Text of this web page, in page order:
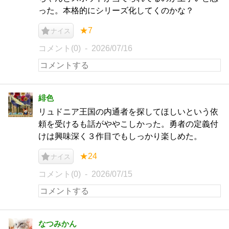
った。本格的にシリーズ化してくのかな？
ナイス ★7
コメント(0) 2026/07/16
緋色
リュドニア王国の内通者を探してほしいという依
頼を受けるも話がややこしかった。勇者の定義付
けは興味深く３作目でもしっかり楽しめた。
ナイス ★24
コメント(0) 2026/07/15
なつみかん